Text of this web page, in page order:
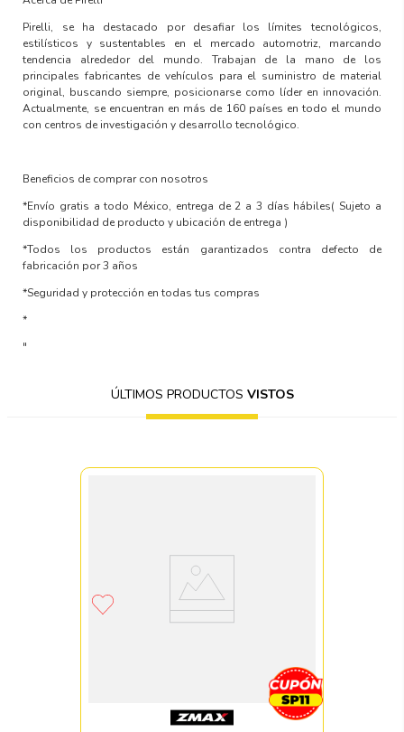
Pirelli, se ha destacado por desafiar los límites tecnológicos,
estilísticos y sustentables en el mercado automotriz, marcando
tendencia alrededor del mundo. Trabajan de la mano de los
principales fabricantes de vehículos para el suministro de material
original, buscando siempre, posicionarse como líder en innovación.
Actualmente, se encuentran en más de 160 países en todo el mundo
con centros de investigación y desarrollo tecnológico.
Beneficios de comprar con nosotros
*Envío gratis a todo México, entrega de 2 a 3 días hábiles( Sujeto a
disponibilidad de producto y ubicación de entrega )
*Todos los productos están garantizados contra defecto de
fabricación por 3 años
*Seguridad y protección en todas tus compras
*
"
ÚLTIMOS PRODUCTOS VISTOS